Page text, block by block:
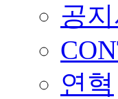
공
연혁